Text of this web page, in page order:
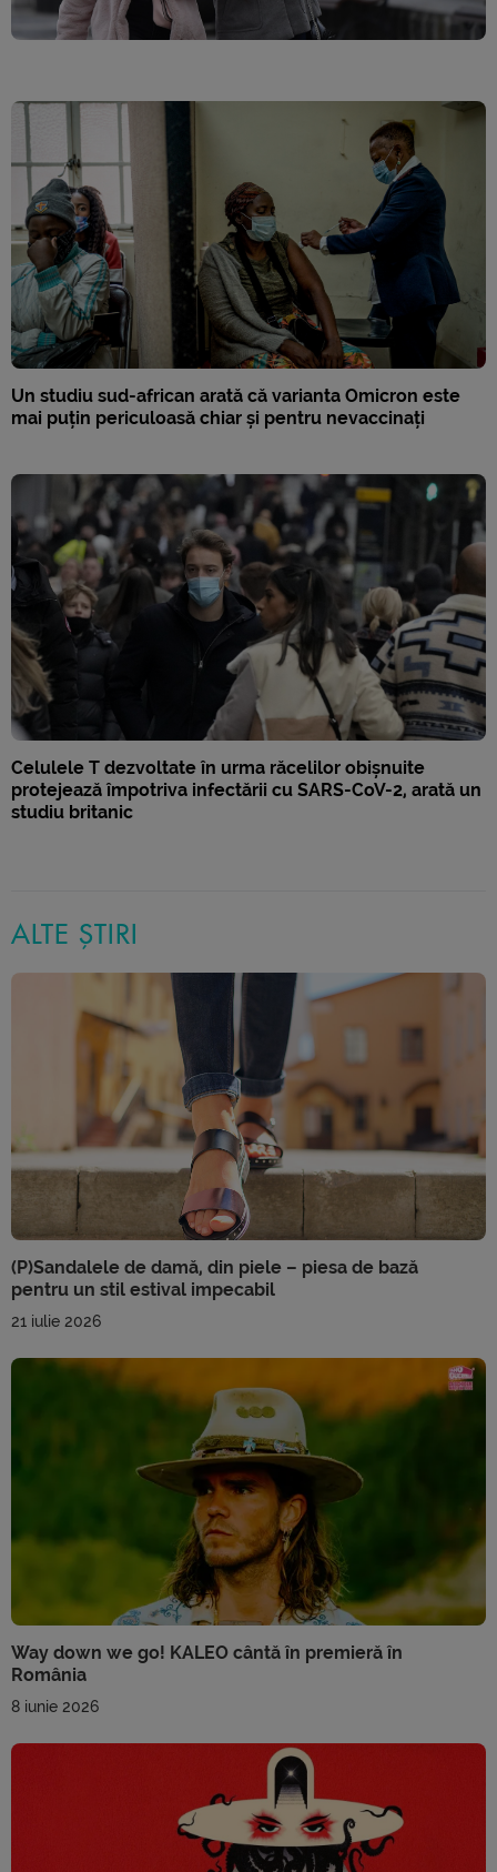
Un studiu sud-african arată că varianta Omicron este
mai puțin periculoasă chiar și pentru nevaccinați
Celulele T dezvoltate în urma răcelilor obișnuite
protejează împotriva infectării cu SARS-CoV-2, arată un
studiu britanic
ALTE ȘTIRI
(P)Sandalele de damă, din piele – piesa de bază
pentru un stil estival impecabil
21 iulie 2026
Way down we go! KALEO cântă în premieră în
România
8 iunie 2026